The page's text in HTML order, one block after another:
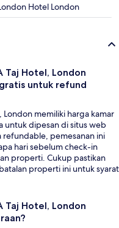
Hotel London
Taj Hotel, London
untuk refund
London memiliki harga kamar
untuk dipesan di situs web
refundable, pemesanan ini
hari sebelum check-in
properti. Cukup pastikan
properti ini untuk syarat
Taj Hotel, London